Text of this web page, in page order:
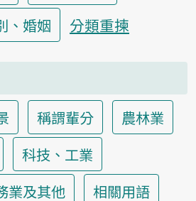
、婚姻 分類重揀
稱謂輩分
農林業
科技、工業
業及其他
相關用語